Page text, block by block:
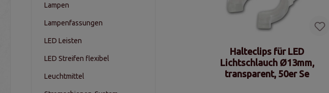
Lampen
Lampenfassungen
LED Leisten
LED Streifen flexibel
Leuchtmittel
Halteclips für LED
Lichtschlauch Ø13mm,
transparent, 50er Se